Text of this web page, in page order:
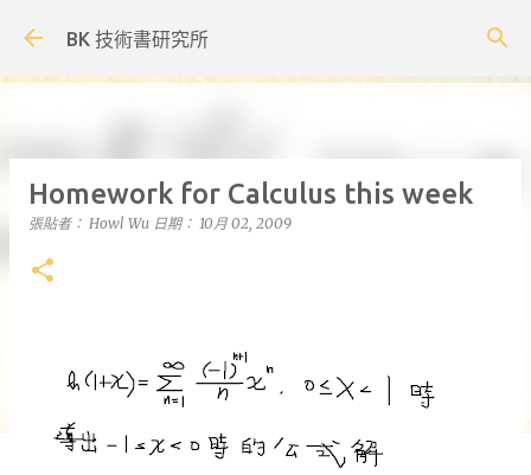
BK 技術書研究所
Homework for Calculus this week
張貼者： Howl Wu 日期： 10月 02, 2009